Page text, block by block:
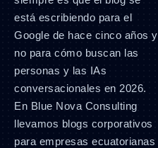
está escribiendo para el
Google de hace cinco años y
no para cómo buscan las
personas y las IAs
conversacionales en 2026.
En Blue Nova Consulting
llevamos blogs corporativos
para empresas ecuatorianas